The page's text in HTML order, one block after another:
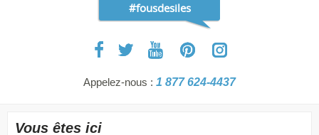
#fousdesiles
Appelez-nous : 1 877 624-4437
Vous êtes ici